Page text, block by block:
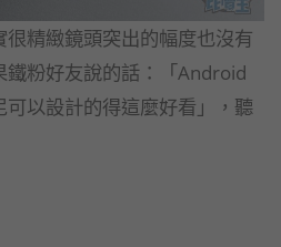
精緻鏡頭突出的幅度也沒有
鐵粉好友說的話：「Android
以設計的得這麼好看」，聽